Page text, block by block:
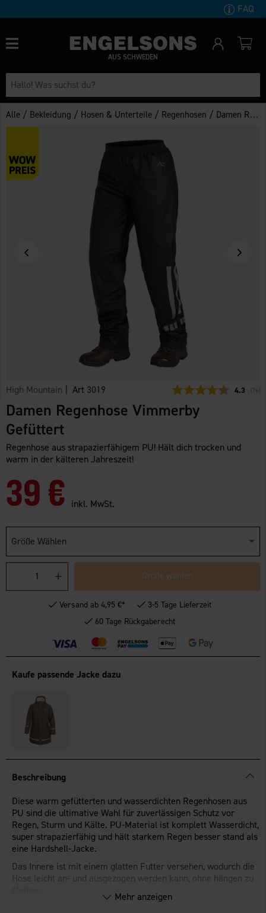
FAQ
AUS SCHWEDEN
Alle / Bekleidung / Hosen & Unterteile / Regenhosen / Damen Regenhose Vimmerby Gefüttert
High Mountain | Art 3019 4.3 76
Damen Regenhose Vimmerby
Gefüttert
Regenhose aus strapazierfähigem PU! Hält dich trocken und
warm in der kälteren Jahreszeit!
39 € inkl. MwSt.
Größe Wählen
Größe wählen
Versand ab 4,95 €*
3-5 Tage Lieferzeit
60 Tage Rückgaberecht
Kaufe passende Jacke dazu
Beschreibung
Diese warm gefütterten und wasserdichten Regenhosen aus
PU sind die ultimative Wahl für zuverlässigen Schutz vor
Regen, Sturm und Kälte. PU-Material ist komplett Wasserdicht,
super strapazierfähig und hält starkem Regen besser stand als
eine Hardshell-Jacke.
Das Innere ist mit einem glatten Futter versehen, wodurch die
Hose leicht an- und ausgezogen werden kann, ohne hängen zu
Mehr anzeigen